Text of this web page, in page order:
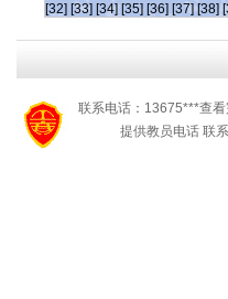
[32] [33] [34] [35] [36] [37] [38]
联系电话：13675***查
提供教员电话 联